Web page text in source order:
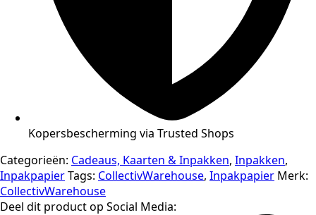
Kopersbescherming via Trusted Shops
Categorieën: Cadeaus, Kaarten & Inpakken, Inpakken,
InpakpapierTags: CollectivWarehouse, Inpakpapier Merk:
CollectivWarehouse
Deel dit product op Social Media: